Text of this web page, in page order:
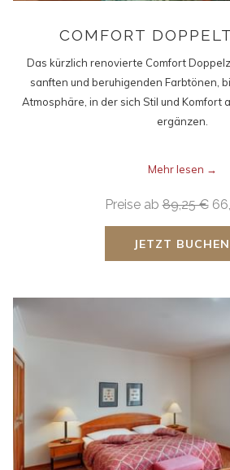
COMFORT
Das kürzlich renovierte Comfort
sanften und beruhigenden Farbtönen,
Atmosphäre, in der sich Stil und Komfort
ergänzen.
Mehr lesen
Preise ab89,25 €
JETZT BUCHEN